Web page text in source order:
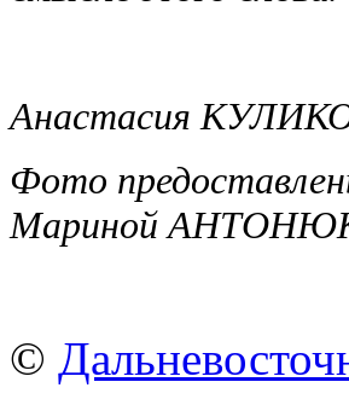
Анастасия
Фото
Мариной
©